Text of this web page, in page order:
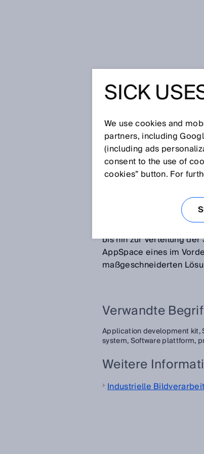
Glossar
[0-9] A B C D E F
SICK
Applikationslösungen
Problemstellungen
Web-
bis hin zur Verteilung
AppSpace eines im
maßgeschneiderten
Verwandte
Application development kit,
system,Software plattform,
Weitere
Industrielle
SICK
We use cookies and
partners, including
(including ads
consent to the use of
cookies” button. For